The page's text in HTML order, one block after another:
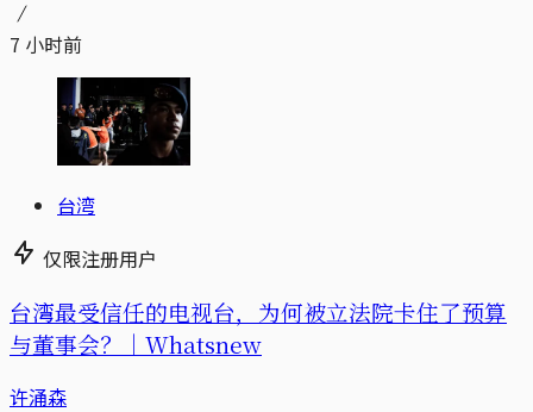
7 小时前
台湾
仅限注册用户
台湾最受信任的电视台，为何被立法院卡住了预算
与董事会？｜Whatsnew
许涌森